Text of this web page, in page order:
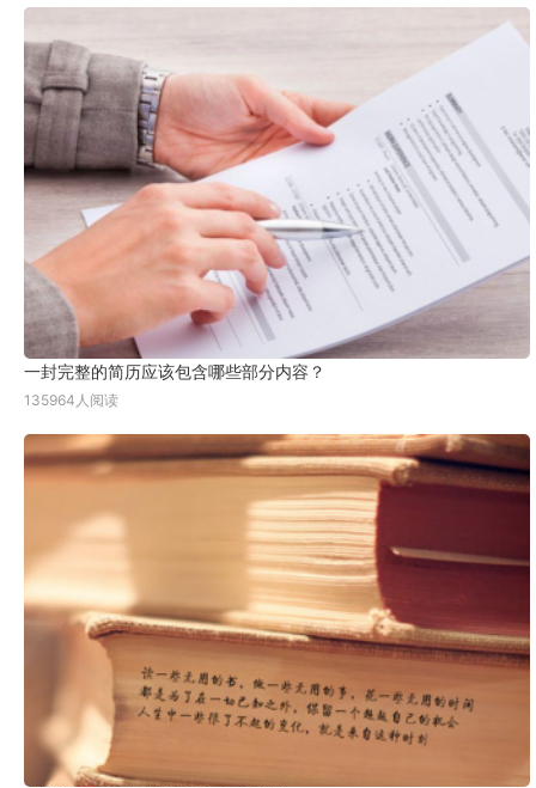
一封完整的简历应该包含哪些部分内容？
135964人阅读